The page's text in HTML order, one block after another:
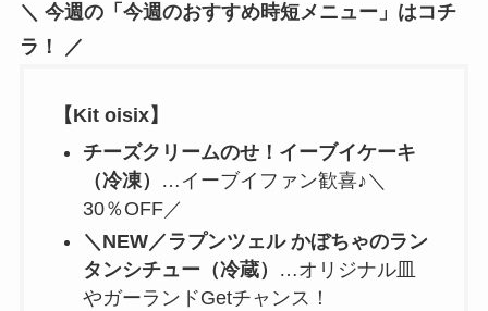
＼ 今週の「今週のおすすめ時短メニュー」はコチ
ラ！ ／
【Kit oisix】
チーズクリームのせ！イーブイケーキ
（冷凍）
…イーブイファン歓喜♪＼
30％OFF／
＼NEW／ラプンツェル かぼちゃのラン
タンシチュー（冷蔵）
…オリジナル皿
やガーランドGetチャンス！